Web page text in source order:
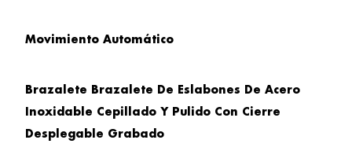
Movimiento Automático
Brazalete Brazalete De Eslabones De Acero
Inoxidable Cepillado Y Pulido Con Cierre
Desplegable Grabado